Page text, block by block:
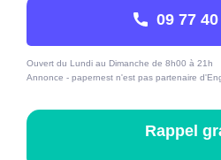
09 77
Ouvert du Lundi au Dimanche de 8h00 à 21h
Annonce - papernest n'est pas partenaire
Rappel